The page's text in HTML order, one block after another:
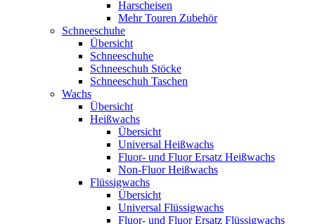
Harscheisen
Mehr Touren Zubehör
Schneeschuhe
Übersicht
Schneeschuhe
Schneeschuh Stöcke
Schneeschuh Taschen
Wachs
Übersicht
Heißwachs
Übersicht
Universal Heißwachs
Fluor- und Fluor Ersatz Heißwachs
Non-Fluor Heißwachs
Flüssigwachs
Übersicht
Universal Flüssigwachs
Fluor- und Fluor Ersatz Flüssigwachs